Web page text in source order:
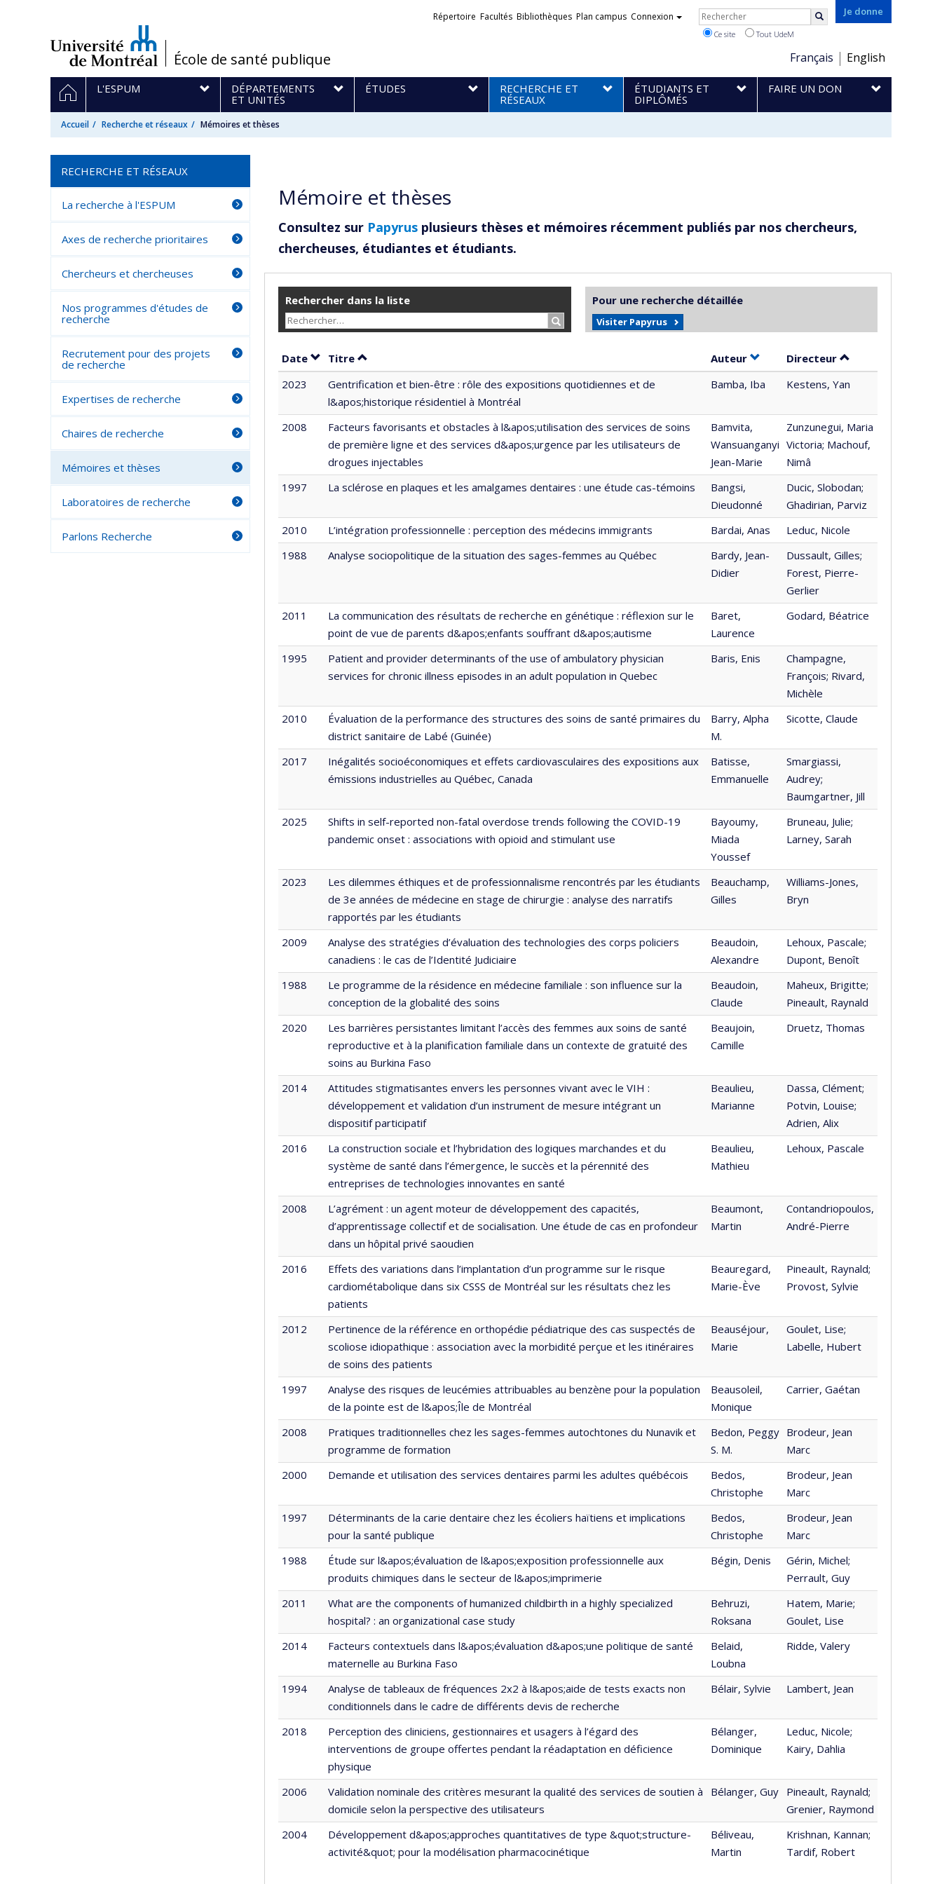
/École de santé publique
Je donne
Choix
de
la
langue
Français English
Liens
Répertoire Facultés Bibliothèques Plan campus Connexion Rechercher
Ce site Tout UdeM
Navigation
principale
ACCUEIL
L'ESPUM
DÉPARTEMENTS
ET UNITÉS
ÉTUDES
RECHERCHE ET
RÉSEAUX
ÉTUDIANTS ET
DIPLÔMÉS
FAIRE UN DON
Accueil Recherche et réseaux Mémoires et thèses
Mémoire et thèses
Consultez sur Papyrus plusieurs thèses et mémoires récemment publiés par nos chercheurs,
chercheuses, étudiantes et étudiants.
Rechercher dans la liste
Rechercher…
Pour une recherche détaillée
Visiter Papyrus
Date Trier par date en ordre croissant
Titre Trier par titre en ordre croissant Auteur Trier par auteur en ordre croissant
Directeur par contributeur
2023
Gentrification et bien-être : rôle des expositions quotidiennes et de
l&apos;historique résidentiel à Montréal
Bamba, Iba Kestens, Yan
2008
Facteurs favorisants et obstacles à l&apos;utilisation des services de soins
de première ligne et des services d&apos;urgence par les utilisateurs de
drogues injectables
Bamvita,
Wansuanganyi
Jean-Marie
Zunzunegui, Maria
Victoria; Machouf,
Nimâ
1997
La sclérose en plaques et les amalgames dentaires : une étude cas-témoins
Bangsi,
Dieudonné
Ducic, Slobodan;
Ghadirian, Parviz
2010
L’intégration professionnelle : perception des médecins immigrants Bardai, Anas
Leduc, Nicole
1988
Analyse sociopolitique de la situation des sages-femmes au Québec
Bardy, Jean-
Didier
Dussault, Gilles;
Forest, Pierre-
Gerlier
2011
La communication des résultats de recherche en génétique : réflexion sur le
point de vue de parents d&apos;enfants souffrant d&apos;autisme
Baret,
Laurence
Godard, Béatrice
1995
Patient and provider determinants of the use of ambulatory physician
services for chronic illness episodes in an adult population in Quebec
Baris, Enis
Champagne,
François; Rivard,
Michèle
2010
Évaluation de la performance des structures des soins de santé primaires du
district sanitaire de Labé (Guinée)
Barry, Alpha
M.
Sicotte, Claude
2017
Inégalités socioéconomiques et effets cardiovasculaires des expositions aux
émissions industrielles au Québec, Canada
Batisse,
Emmanuelle
Smargiassi,
Audrey;
Baumgartner, Jill
2025
Shifts in self-reported non-fatal overdose trends following the COVID-19
pandemic onset : associations with opioid and stimulant use
Bayoumy,
Miada
Youssef
Bruneau, Julie;
Larney, Sarah
2023
Les dilemmes éthiques et de professionnalisme rencontrés par les étudiants
de 3e années de médecine en stage de chirurgie : analyse des narratifs
rapportés par les étudiants
Beauchamp,
Gilles
Williams-Jones,
Bryn
2009
Analyse des stratégies d’évaluation des technologies des corps policiers
canadiens : le cas de l’Identité Judiciaire
Beaudoin,
Alexandre
Lehoux, Pascale;
Dupont, Benoît
1988
Le programme de la résidence en médecine familiale : son influence sur la
conception de la globalité des soins
Beaudoin,
Claude
Maheux, Brigitte;
Pineault, Raynald
2020
Les barrières persistantes limitant l’accès des femmes aux soins de santé
reproductive et à la planification familiale dans un contexte de gratuité des
soins au Burkina Faso
Beaujoin,
Camille
Druetz, Thomas
2014
Attitudes stigmatisantes envers les personnes vivant avec le VIH :
développement et validation d’un instrument de mesure intégrant un
dispositif participatif
Beaulieu,
Marianne
Dassa, Clément;
Potvin, Louise;
Adrien, Alix
2016
La construction sociale et l’hybridation des logiques marchandes et du
système de santé dans l’émergence, le succès et la pérennité des
entreprises de technologies innovantes en santé
Beaulieu,
Mathieu
Lehoux, Pascale
2008
L’agrément : un agent moteur de développement des capacités,
d’apprentissage collectif et de socialisation. Une étude de cas en profondeur
dans un hôpital privé saoudien
Beaumont,
Martin
Contandriopoulos,
André-Pierre
2016
Effets des variations dans l’implantation d’un programme sur le risque
cardiométabolique dans six CSSS de Montréal sur les résultats chez les
patients
Beauregard,
Marie-Ève
Pineault, Raynald;
Provost, Sylvie
2012
Pertinence de la référence en orthopédie pédiatrique des cas suspectés de
scoliose idiopathique : association avec la morbidité perçue et les itinéraires
de soins des patients
Beauséjour,
Marie
Goulet, Lise;
Labelle, Hubert
1997
Analyse des risques de leucémies attribuables au benzène pour la population
de la pointe est de l&apos;Île de Montréal
Beausoleil,
Monique
Carrier, Gaétan
2008
Pratiques traditionnelles chez les sages-femmes autochtones du Nunavik et
programme de formation
Bedon, Peggy
S. M.
Brodeur, Jean
Marc
2000
Demande et utilisation des services dentaires parmi les adultes québécois
Bedos,
Christophe
Brodeur, Jean
Marc
1997
Déterminants de la carie dentaire chez les écoliers haïtiens et implications
pour la santé publique
Bedos,
Christophe
Brodeur, Jean
Marc
1988
Étude sur l&apos;évaluation de l&apos;exposition professionnelle aux
produits chimiques dans le secteur de l&apos;imprimerie
Bégin, Denis
Gérin, Michel;
Perrault, Guy
2011
What are the components of humanized childbirth in a highly specialized
hospital? : an organizational case study
Behruzi,
Roksana
Hatem, Marie;
Goulet, Lise
2014
Facteurs contextuels dans l&apos;évaluation d&apos;une politique de santé
maternelle au Burkina Faso
Belaid,
Loubna
Ridde, Valery
1994
Analyse de tableaux de fréquences 2x2 à l&apos;aide de tests exacts non
conditionnels dans le cadre de différents devis de recherche
Bélair, Sylvie Lambert, Jean
2018
Perception des cliniciens, gestionnaires et usagers à l’égard des
interventions de groupe offertes pendant la réadaptation en déficience
physique
Bélanger,
Dominique
Leduc, Nicole;
Kairy, Dahlia
2006
Validation nominale des critères mesurant la qualité des services de soutien à
domicile selon la perspective des utilisateurs
Bélanger, Guy Pineault, Raynald;
Grenier, Raymond
2004
Développement d&apos;approches quantitatives de type &quot;structure-
activité&quot; pour la modélisation pharmacocinétique
Béliveau,
Martin
Krishnan, Kannan;
Tardif, Robert
RECHERCHE ET RÉSEAUX
La recherche à l'ESPUM
Axes de recherche prioritaires
Chercheurs et chercheuses
Nos programmes d'études de
recherche
Recrutement pour des projets
de recherche
Expertises de recherche
Chaires de recherche
Mémoires et thèses
Laboratoires de recherche
Parlons Recherche